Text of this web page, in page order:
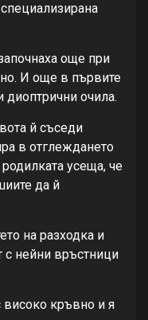
още при
И още в първите
очила.
й съседи
в отглеждането
усеща, че
да й
на разходка и
с нейни връстници
кръвно и я